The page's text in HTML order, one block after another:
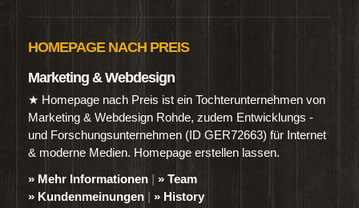
HOMEPAGE NACH PREIS
Marketing & Webdesign
★ Homepage nach Preis ist ein Tochterunternehmen von
Marketing & Webdesign Rohde, zudem Entwicklungs -
und Forschungsunternehmen (ID GER72663) für Internet
& moderne Medien. Homepage erstellen lassen.
» Mehr Informationen | » Team
» Kundenmeinungen | » History